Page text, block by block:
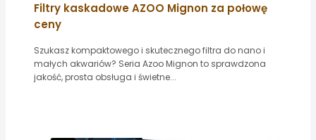
Filtry kaskadowe AZOO Mignon za połowę
ceny
Szukasz kompaktowego i skutecznego filtra do nano i
małych akwariów? Seria Azoo Mignon to sprawdzona
jakość, prosta obsługa i świetne...